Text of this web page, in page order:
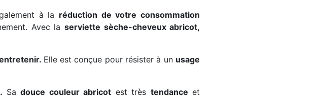
à la réduction de votre consommation
Avec laserviette sèche-cheveux abricot,
Elle est conçue pour résister à un usage
Sadouce couleur abricot est très tendance et